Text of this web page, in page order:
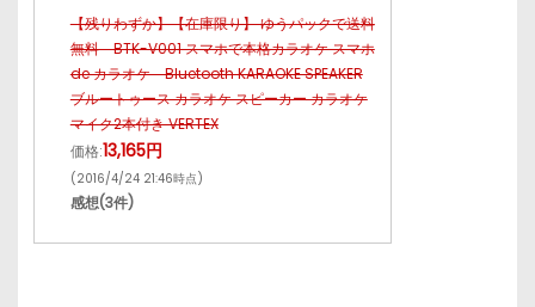
【残りわずか】【在庫限り】 ゆうパックで送料
無料 BTK-V001 スマホで本格カラオケ スマホ
de カラオケ Bluetooth KARAOKE SPEAKER
ブルートゥース カラオケ スピーカー カラオケ
マイク2本付き VERTEX
価格:13,165円
(2016/4/24 21:46時点)
感想(3件)